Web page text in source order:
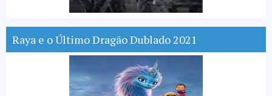
Raya e o Último Dragão Dublado 2021